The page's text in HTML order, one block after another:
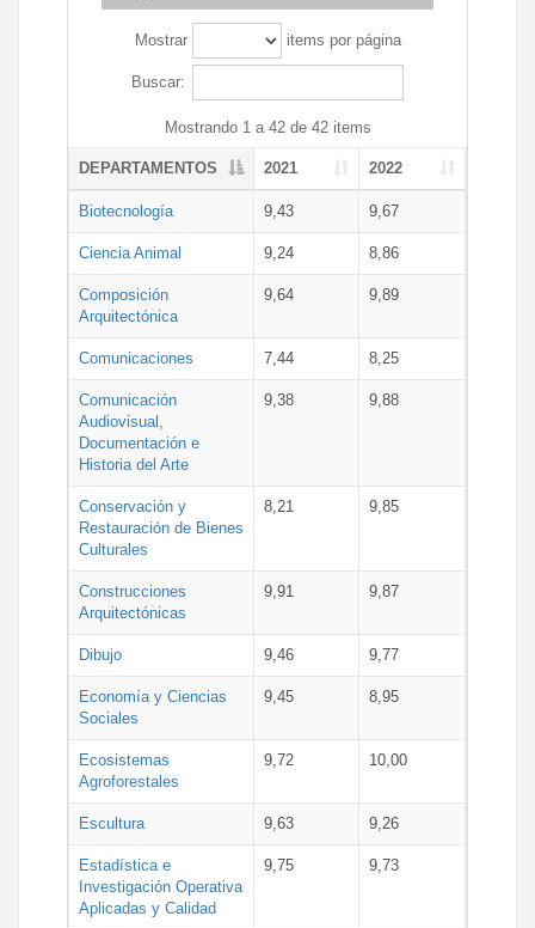
Mostrar items por página
Buscar:
Mostrando 1 a 42 de 42 items
DEPARTAMENTOS 2021 2022
Biotecnología 9,43 9,67
Ciencia Animal 9,24 8,86
Composición
Arquitectónica
9,64 9,89
Comunicaciones 7,44 8,25
Comunicación
Audiovisual,
Documentación e
Historia del Arte
9,38 9,88
Conservación y
Restauración de Bienes
Culturales
8,21 9,85
Construcciones
Arquitectónicas
9,91 9,87
Dibujo 9,46 9,77
Economía y Ciencias
Sociales
9,45 8,95
Ecosistemas
Agroforestales
9,72 10,00
Escultura 9,63 9,26
Estadística e
Investigación Operativa
Aplicadas y Calidad
9,75 9,73